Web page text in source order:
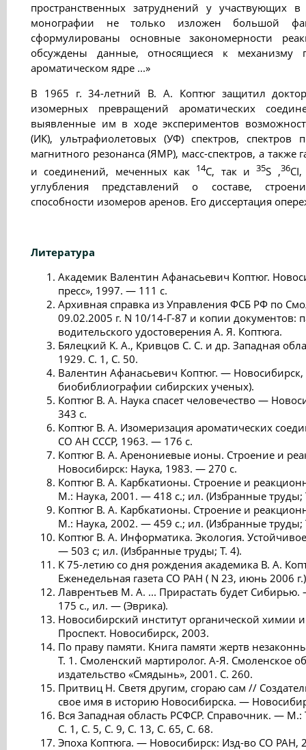
пространственных затруднений у участвующих
монографии не только изложен большой
сформулированы основные закономерности
обсуждены данные, относящиеся к механизму
ароматическом ядре ...»
В 1965 г. 34-летний В. А. Коптюг защитил
изомерных превращений ароматических
выявленные им в ходе экспериментов
(ИК), ультрафиолетовых (УФ) спектров, спектров
магнитного резонанса (ЯМР), масс-спектров, а также
и соединений, меченных как 14С, так и35S ,36
углубления представлений о составе,
способности изомеров аренов. Его диссертация
Литература
Академик Валентин Афанасьевич Коптюг.
пресс», 1997. — 111 с.
Архивная справка из Управления ФСБ РФ по
09.02.2005 г. N 10/14-Г-87 и копии документов:
водительского удостоверения А. Я. Коптюга.
Бялецкий K. A., Кривцов С. С. и др. Западная
1929. С. 1, С. 50.
Валентин Афанасьевич Коптюг. —
биобиблиографии сибирских ученых).
Коптюг В. А. Наука спасет человечество —
343 с.
Коптюг В. А. Изомеризация ароматических
СО АН СССР, 1963. — 176 с.
Коптюг В. А. Аренониевые ионы. Строение и
Новосибирск: Наука, 1983. — 270 с.
Коптюг В. А. Карбкатионы. Строение и
М.: Наука, 2001. — 418 с.; ил. (Избранные труды;
Коптюг В. А. Карбкатионы. Строение и
М.: Наука, 2002. — 459 с.; ил. (Избранные труды;
Коптюг В. А. Информатика. Экология.
— 503 с; ил. (Избранные труды; Т. 4).
К 75-летию со дня рождения академика В. А.
Еженедельная газета СО РАН ( N 23, июнь 2006
Лаврентьев М. А. ... Прирастать будет
175 с., ил. — (Эврика).
Новосибирский институт органической
Проспект. Новосибирск, 2003.
По праву памяти. Книга памяти жертв
Т. 1. Смоленский мартиролог. А-Я. Смоленское
издательство «Смядынь», 2001. С. 260.
Притвиц Н. Светя другим, сгораю сам //
свое имя в историю Новосибирска. —
Вся Западная область РСФСР. Cправочник. —
С. 1, С. 5, С. 9, С. 13, С. 65, С. 68.
Эпоха Коптюга. — Новосибирск: Изд-во СО РАН,